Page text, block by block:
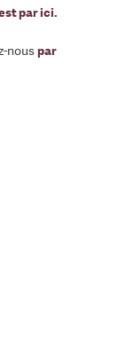
par ici.
nouspar